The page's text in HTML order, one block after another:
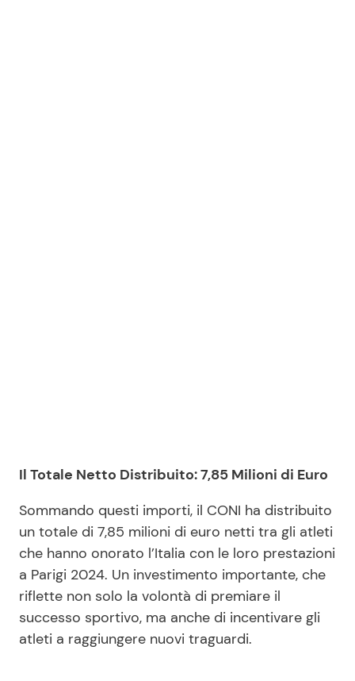
Il Totale Netto Distribuito: 7,85 Milioni di Euro
Sommando questi importi, il CONI ha distribuito
un totale di 7,85 milioni di euro netti tra gli atleti
che hanno onorato l’Italia con le loro prestazioni
a Parigi 2024. Un investimento importante, che
riflette non solo la volontà di premiare il
successo sportivo, ma anche di incentivare gli
atleti a raggiungere nuovi traguardi.